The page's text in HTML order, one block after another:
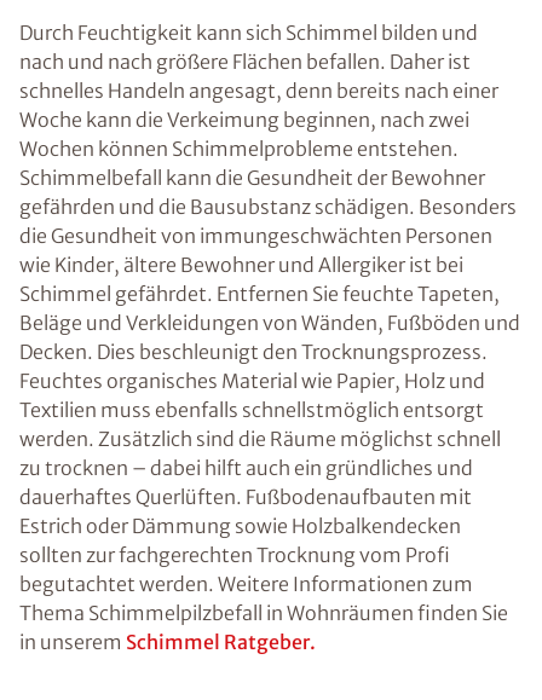
Durch Feuchtigkeit kann sich Schimmel bilden und
nach und nach größere Flächen befallen. Daher ist
schnelles Handeln angesagt, denn bereits nach einer
Woche kann die Verkeimung beginnen, nach zwei
Wochen können Schimmelprobleme entstehen.
Schimmelbefall kann die Gesundheit der Bewohner
gefährden und die Bausubstanz schädigen. Besonders
die Gesundheit von immungeschwächten Personen
wie Kinder, ältere Bewohner und Allergiker ist bei
Schimmel gefährdet. Entfernen Sie feuchte Tapeten,
Beläge und Verkleidungen von Wänden, Fußböden und
Decken. Dies beschleunigt den Trocknungsprozess.
Feuchtes organisches Material wie Papier, Holz und
Textilien muss ebenfalls schnellstmöglich entsorgt
werden. Zusätzlich sind die Räume möglichst schnell
zu trocknen – dabei hilft auch ein gründliches und
dauerhaftes Querlüften. Fußbodenaufbauten mit
Estrich oder Dämmung sowie Holzbalkendecken
sollten zur fachgerechten Trocknung vom Profi
begutachtet werden. Weitere Informationen zum
Thema Schimmelpilzbefall in Wohnräumen finden Sie
in unserem Schimmel Ratgeber.